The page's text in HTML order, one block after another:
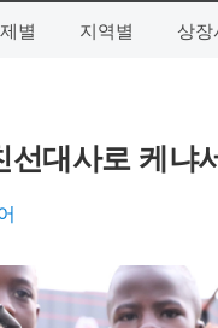
별 지역별 상장
대사로 케냐